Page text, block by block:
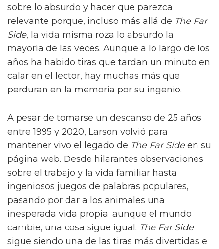
sobre lo absurdo y hacer que parezca
relevante porque, incluso más allá de The Far
Side, la vida misma roza lo absurdo la
mayoría de las veces. Aunque a lo largo de los
años ha habido tiras que tardan un minuto en
calar en el lector, hay muchas más que
perduran en la memoria por su ingenio.
A pesar de tomarse un descanso de 25 años
entre 1995 y 2020, Larson volvió para
mantener vivo el legado de The Far Sideen su
página web. Desde hilarantes observaciones
sobre el trabajo y la vida familiar hasta
ingeniosos juegos de palabras populares,
pasando por dar a los animales una
inesperada vida propia, aunque el mundo
cambie, una cosa sigue igual: The Far Side
sigue siendo una de las tiras más divertidas e